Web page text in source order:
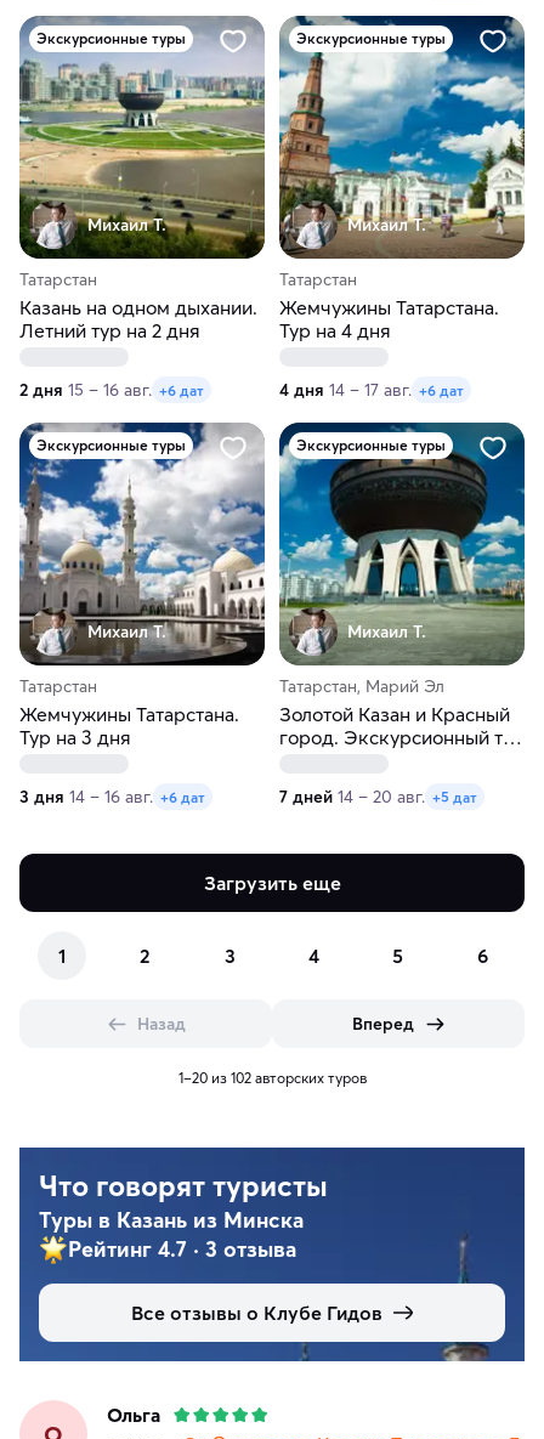
Экскурсионные туры
Михаил Т.
Татарстан
Казань на одном дыхании.
Летний тур на 2 дня
2 дня 15 – 16 авг. +6 дат
Экскурсионные туры
Михаил Т.
Татарстан
Жемчужины Татарстана.
Тур на 4 дня
4 дня 14 – 17 авг. +6 дат
Экскурсионные туры
Михаил Т.
Татарстан
Жемчужины Татарстана.
Тур на 3 дня
3 дня 14 – 16 авг. +6 дат
Экскурсионные туры
Михаил Т.
Татарстан, Марий Эл
Золотой Казан и Красный
город. Экскурсионный тур
7 дней
7 дней 14 – 20 авг. +5 дат
Загрузить еще
1 2 3 4 5 6
Назад Вперед
1–20 из 102 авторских туров
Что говорят туристы
Туры в Казань из Минска
Рейтинг 4.7 · 3 отзыва
Все отзывы о Клубе Гидов
Ольга